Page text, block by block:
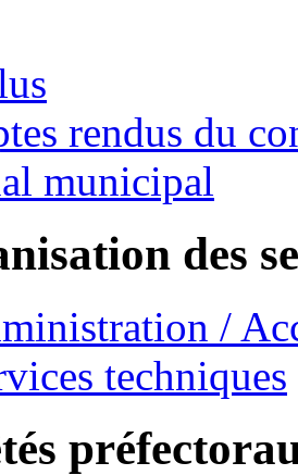
rendus du
municipal
des
/
techniques